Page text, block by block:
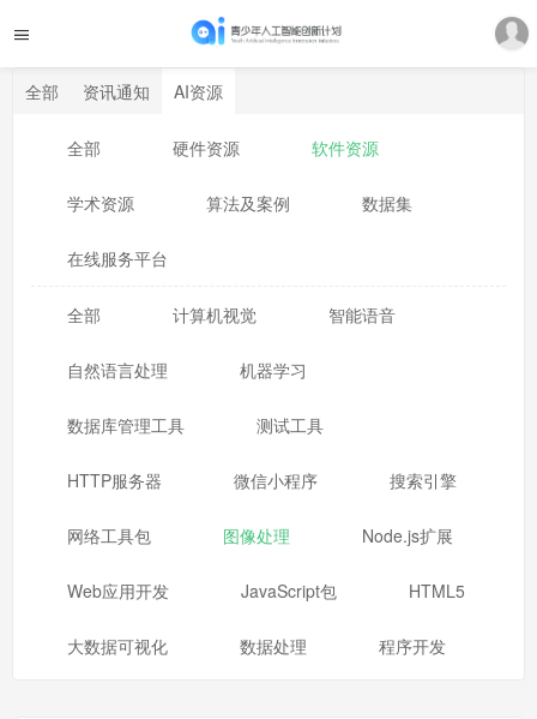
全部 资讯通知 AI资源
全部 硬件资源 软件资源
学术资源 算法及案例 数据集
在线服务平台
全部 计算机视觉 智能语音
自然语言处理 机器学习
数据库管理工具 测试工具
HTTP服务器 微信小程序 搜索引擎
网络工具包 图像处理 Node.js扩展
Web应用开发 JavaScript包 HTML5
大数据可视化 数据处理 程序开发